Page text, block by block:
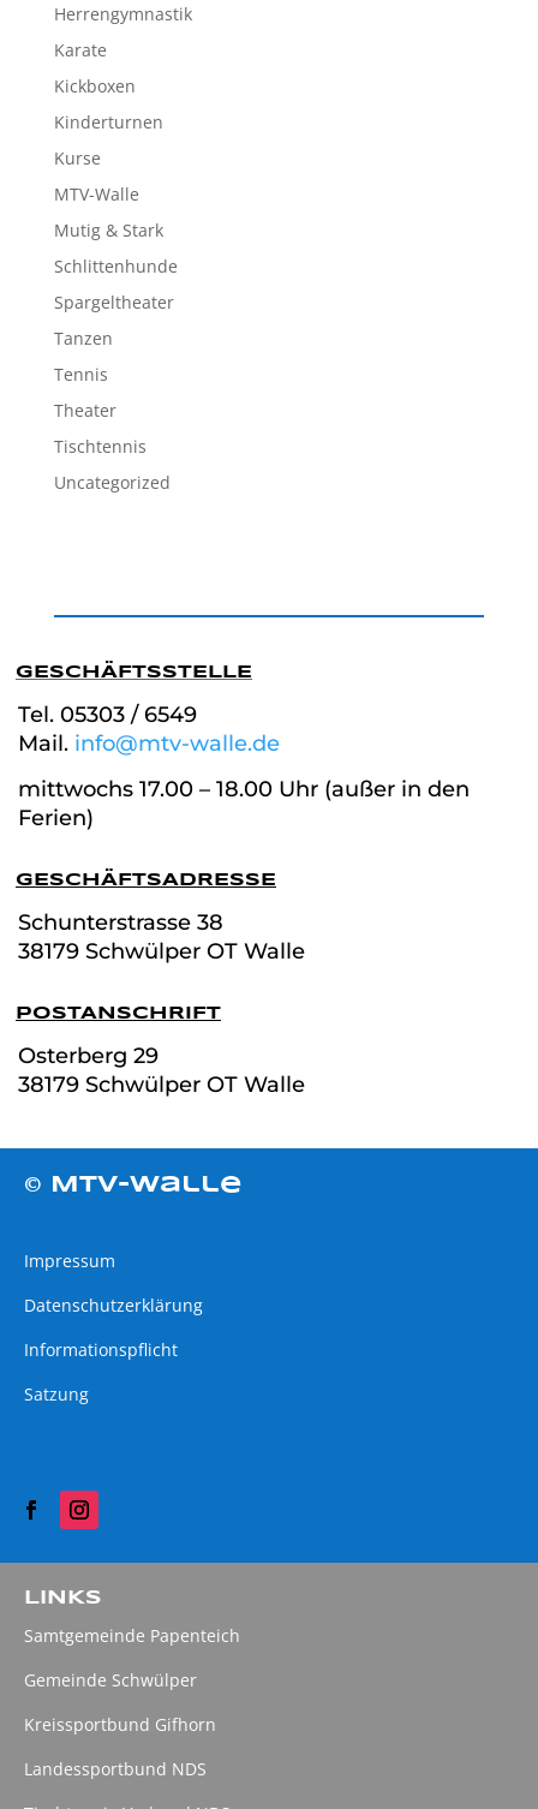
Herrengymnastik
Karate
Kickboxen
Kinderturnen
Kurse
MTV-Walle
Mutig & Stark
Schlittenhunde
Spargeltheater
Tanzen
Tennis
Theater
Tischtennis
Uncategorized
GESCHÄFTSSTELLE
Tel. 05303 / 6549
Mail. info@mtv-walle.de
mittwochs 17.00 – 18.00 Uhr (außer in den
Ferien)
GESCHÄFTSADRESSE
Schunterstrasse 38
38179 Schwülper OT Walle
POSTANSCHRIFT
Osterberg 29
38179 Schwülper OT Walle
© MTV-Walle
Impressum
Datenschutzerklärung
Informationspflicht
Satzung
LINKS
Samtgemeinde Papenteich
Gemeinde Schwülper
Kreissportbund Gifhorn
Landessportbund NDS